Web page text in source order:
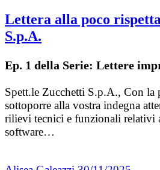
Lettera alla poco
S.p.A.
Ep. 1 della Serie: Lettere
Spett.le Zucchetti S.p.A., Con la
sottoporre alla vostra indegna
rilievi tecnici e funzionali relativi
software…